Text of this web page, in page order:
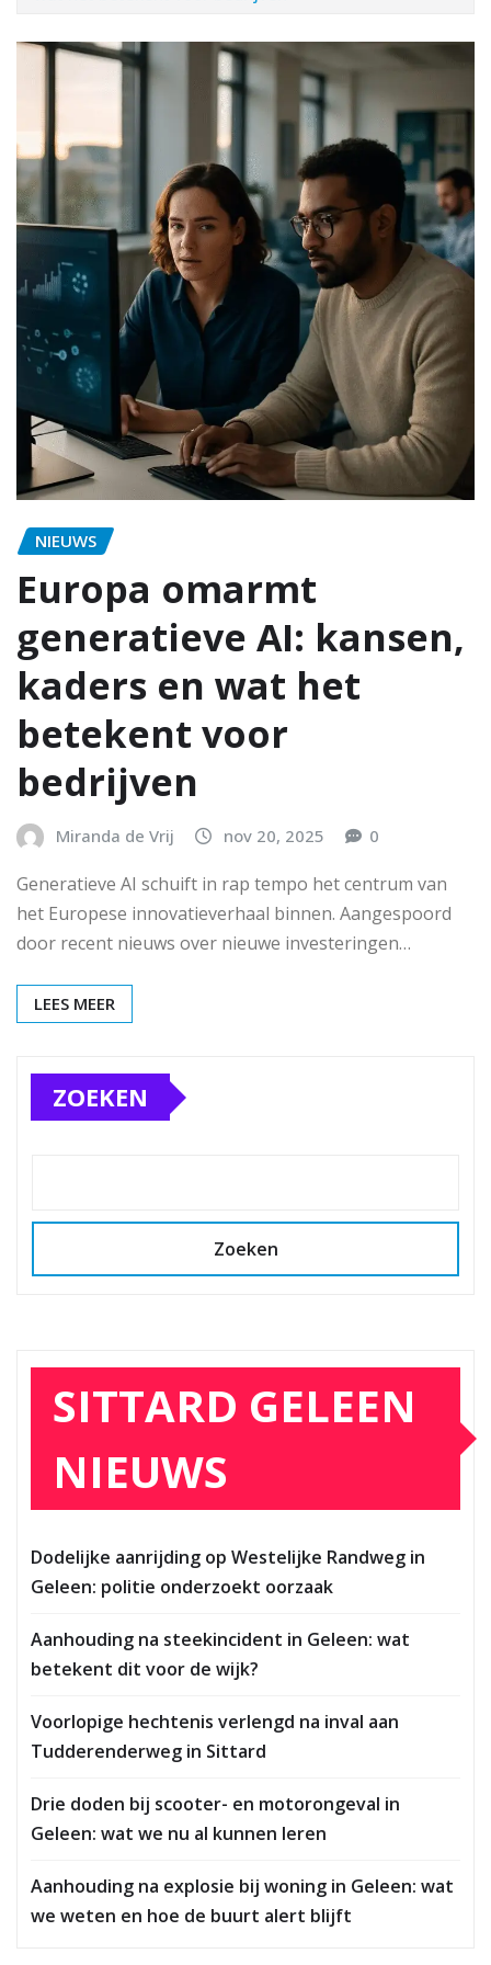
NIEUWS
Europa omarmt
generatieve AI: kansen,
kaders en wat het
betekent voor
bedrijven
Miranda de Vrij nov 20, 2025 0
Generatieve AI schuift in rap tempo het centrum van
het Europese innovatieverhaal binnen. Aangespoord
door recent nieuws over nieuwe investeringen…
LEES MEER
ZOEKEN
Zoeken
SITTARD GELEEN
NIEUWS
Dodelijke aanrijding op Westelijke Randweg in
Geleen: politie onderzoekt oorzaak
Aanhouding na steekincident in Geleen: wat
betekent dit voor de wijk?
Voorlopige hechtenis verlengd na inval aan
Tudderenderweg in Sittard
Drie doden bij scooter- en motorongeval in
Geleen: wat we nu al kunnen leren
Aanhouding na explosie bij woning in Geleen: wat
we weten en hoe de buurt alert blijft